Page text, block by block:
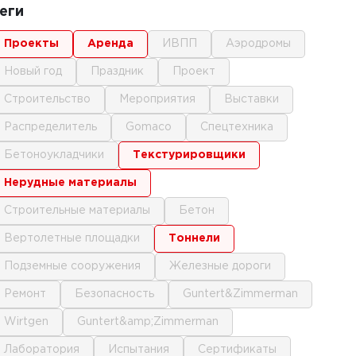
проекты аренда ИВПП аэродромы
новый год праздник проект
строительство мероприятия выставки
распределитель gomaco спецтехника
бетоноукладчики текстурировщики
нерудные материалы
строительные материалы бетон
вертолетные площадки тоннели
подземные сооружения железные дороги
ремонт безопасность Guntert&Zimmerman
Wirtgen Guntert&amp;Zimmerman
лаборатория испытания сертификаты